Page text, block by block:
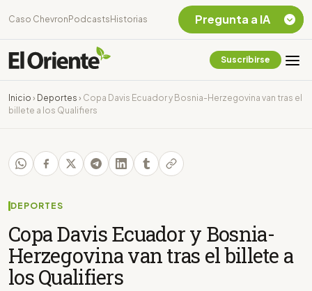
Caso Chevron Podcasts Historias
Suscribirse
Inicio › Deportes › Copa Davis Ecuador y Bosnia-Herzegovina van tras el
billete a los Qualifiers
DEPORTES
Copa Davis Ecuador y Bosnia-
Herzegovina van tras el billete a
los Qualifiers
Pregunta a IA
Chevron Ecuador